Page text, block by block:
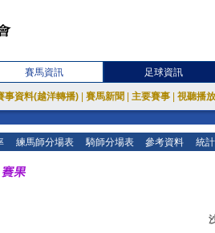
賽馬資訊 足球資訊
事資料(越洋轉播) 賽馬新聞 主要賽事 視聽播
練馬師分場表 騎師分場表 參考資料 統